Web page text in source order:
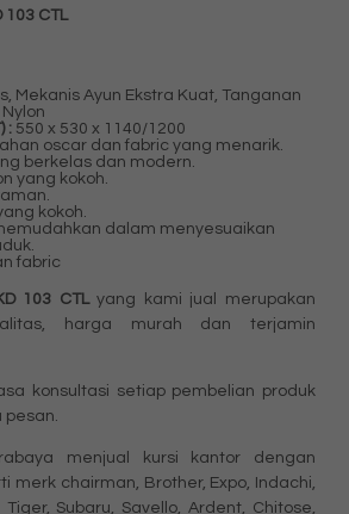
103 CTL
Mekanis Ayun Ekstra Kuat, Tanganan
: 550 x 530 x 1140/1200
oscar dan fabric yang menarik.
berkelas dan modern.
yang kokoh.
kokoh.
dalam menyesuaikan
fabric
103 CTLyang kami jual merupakan
harga murah dan terjamin
konsultasi setiap pembelian produk
pesan.
menjual kursi kantor dengan
merk chairman, Brother, Expo, Indachi,
Tiger, Subaru, Savello, Ardent, Chitose,